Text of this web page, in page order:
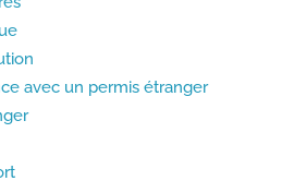
avec un permis étranger